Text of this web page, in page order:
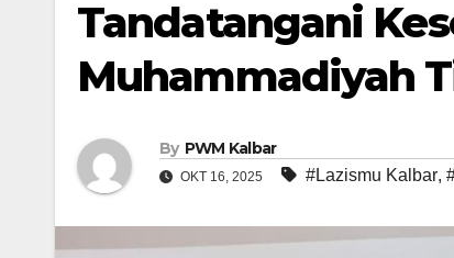
Tandatangani
Muhammadiyah
By PWM Kalbar
OKT 16, 2025 #Lazismu Kalbar,